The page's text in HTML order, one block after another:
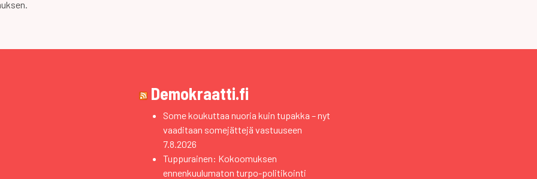
Demokraatti.fi
Some koukuttaa nuoria kuin tupakka – nyt
vaaditaan somejättejä vastuuseen
7.8.2026
Tuppurainen: Kokoomuksen
ennenkuulumaton turpo-politikointi